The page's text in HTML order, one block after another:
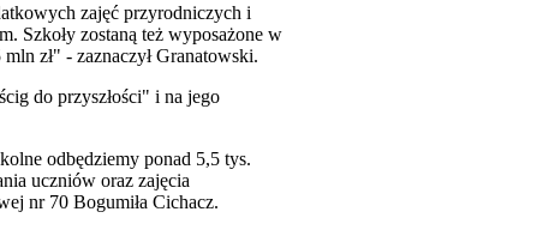
zajęć przyrodniczych i
Szkoły zostaną też wyposażone w
zł" - zaznaczył Granatowski.
do przyszłości" i na jego
odbędziemy ponad 5,5 tys.
uczniów oraz zajęcia
nr 70 Bogumiła Cichacz.